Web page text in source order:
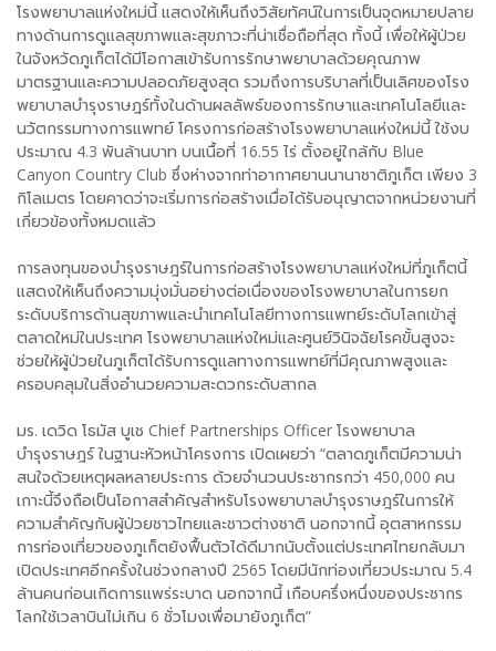
โรงพยาบาลแห่งใหม่นี้ แสดงให้เห็นถึงวิสัยทัศน์ในการเป็นจุดหมายปลาย
ทางด้านการดูแลสุขภาพและสุขภาวะที่น่าเชื่อถือที่สุด ทั้งนี้ เพื่อให้ผู้ป่วย
ในจังหวัดภูเก็ตได้มีโอกาสเข้ารับการรักษาพยาบาลด้วยคุณภาพ
มาตรฐานและความปลอดภัยสูงสุด รวมถึงการบริบาลที่เป็นเลิศของโรง
พยาบาลบำรุงราษฎร์ทั้งในด้านผลลัพธ์ของการรักษาและเทคโนโลยีและ
นวัตกรรมทางการแพทย์ โครงการก่อสร้างโรงพยาบาลแห่งใหม่นี้ ใช้งบ
ประมาณ 4.3 พันล้านบาท บนเนื้อที่ 16.55 ไร่ ตั้งอยู่ใกล้กับ Blue
Canyon Country Club ซึ่งห่างจากท่าอากาศยานนานาชาติภูเก็ต เพียง 3
กิโลเมตร โดยคาดว่าจะเริ่มการก่อสร้างเมื่อได้รับอนุญาตจากหน่วยงานที่
เกี่ยวข้องทั้งหมดแล้ว
การลงทุนของบำรุงราษฎร์ในการก่อสร้างโรงพยาบาลแห่งใหม่ที่ภูเก็ตนี้
แสดงให้เห็นถึงความมุ่งมั่นอย่างต่อเนื่องของโรงพยาบาลในการยก
ระดับบริการด้านสุขภาพและนำเทคโนโลยีทางการแพทย์ระดับโลกเข้าสู่
ตลาดใหม่ในประเทศ โรงพยาบาลแห่งใหม่และศูนย์วินิจฉัยโรคขั้นสูงจะ
ช่วยให้ผู้ป่วยในภูเก็ตได้รับการดูแลทางการแพทย์ที่มีคุณภาพสูงและ
ครอบคลุมในสิ่งอำนวยความสะดวกระดับสากล
มร. เดวิด โธมัส บูเช Chief Partnerships Officer โรงพยาบาล
บำรุงราษฎร์ ในฐานะหัวหน้าโครงการ เปิดเผยว่า “ตลาดภูเก็ตมีความน่า
สนใจด้วยเหตุผลหลายประการ ด้วยจำนวนประชากรกว่า 450,000 คน
เกาะนี้จึงถือเป็นโอกาสสำคัญสำหรับโรงพยาบาลบำรุงราษฎร์ในการให้
ความสำคัญกับผู้ป่วยชาวไทยและชาวต่างชาติ นอกจากนี้ อุตสาหกรรม
การท่องเที่ยวของภูเก็ตยังฟื้นตัวได้ดีมากนับตั้งแต่ประเทศไทยกลับมา
เปิดประเทศอีกครั้งในช่วงกลางปี ​​2565 โดยมีนักท่องเที่ยวประมาณ 5.4
ล้านคนก่อนเกิดการแพร่ระบาด นอกจากนี้ เกือบครึ่งหนึ่งของประชากร
โลกใช้เวลาบินไม่เกิน 6 ชั่วโมงเพื่อมายังภูเก็ต”